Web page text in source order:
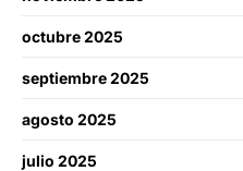
octubre 2025
septiembre 2025
agosto 2025
julio 2025